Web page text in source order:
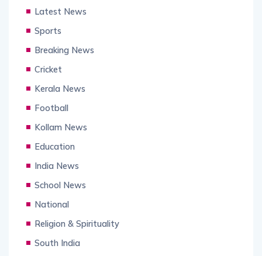
Latest News
Sports
Breaking News
Cricket
Kerala News
Football
Kollam News
Education
India News
School News
National
Religion & Spirituality
South India